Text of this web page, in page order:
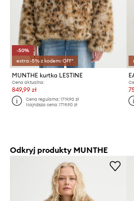
-50%
extra -5% z kodem: OFF*
MUNTHE kurtka LESTINE
Cena aktualna:
849,99 zł
Cena regularna:1719,90 zł
Najniższa cena:1719,90 zł
Odkryj produkty MUNTHE